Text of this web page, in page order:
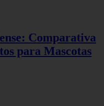
Comparativa
para Mascotas